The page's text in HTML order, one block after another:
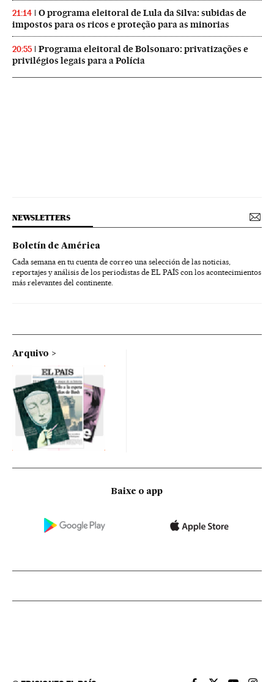
21:14
O programa eleitoral de Lula da Silva: subidas de
impostos para os ricos e proteção para as minorias
20:55
Programa eleitoral de Bolsonaro: privatizações e
privilégios legais para a Polícia
NEWSLETTERS
Boletín de América
Cada semana en tu cuenta de correo una selección de las noticias,
reportajes y análisis de los periodistas de EL PAÍS con los acontecimientos
más relevantes del continente.
Arquivo
Baixe o app